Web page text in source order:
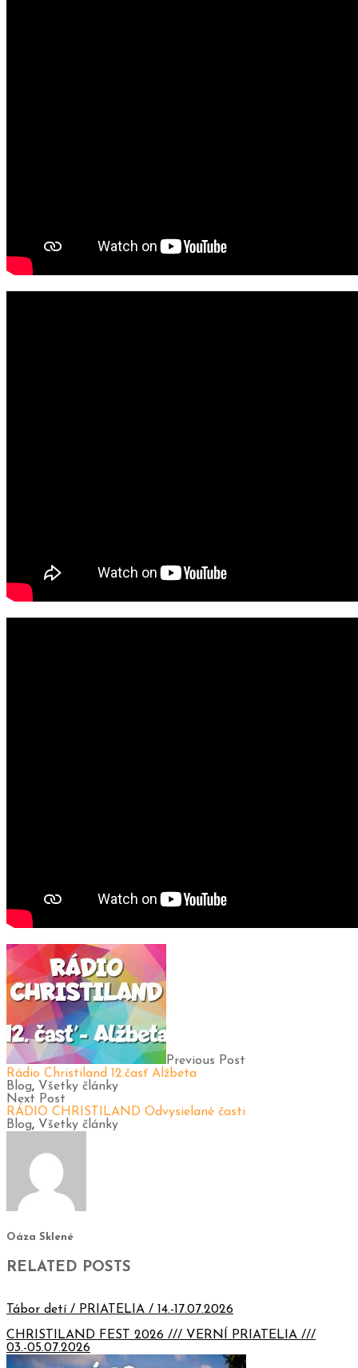
Previous Post
Rádio Christiland 12.časť Alžbeta
Blog, Všetky články
Next Post
RÁDIO CHRISTILAND Odvysielané časti
Blog, Všetky články
Oáza Sklené
RELATED POSTS
Tábor detí / PRIATELIA / 14.-17.07.2026
CHRISTILAND FEST 2026 /// VERNÍ PRIATELIA ///
03.-05.07.2026